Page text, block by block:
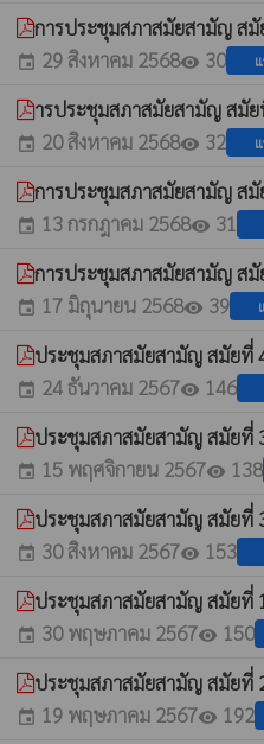
การประชุมสภาสมัยสามัญ สมั
event 29 สิงหาคม 2568visibility 30
ารประชุมสภาสมัยสามัญ สมัย
event 20 สิงหาคม 2568visibility 32
การประชุมสภาสมัยสามัญ สมั
event 13 กรกฎาคม 2568visibility 31
การประชุมสภาสมัยสามัญ ส
event 17 มิถุนายน 2568visibility 39
ประชุมสภาสมัยสามัญ สมัยที่
event 24 ธันวาคม 2567visibility 146
ประชุมสภาสมัยสามัญ สมัยที่
event 15 พฤศจิกายน 2567visibility 138
ประชุมสภาสมัยสามัญ สมัยที่
event 30 สิงหาคม 2567visibility 153
ประชุมสภาสมัยสามัญ สมัยที่
event 30 พฤษภาคม 2567visibility 150
ประชุมสภาสมัยสามัญ สมัยที่
event 19 พฤษภาคม 2567visibility 192